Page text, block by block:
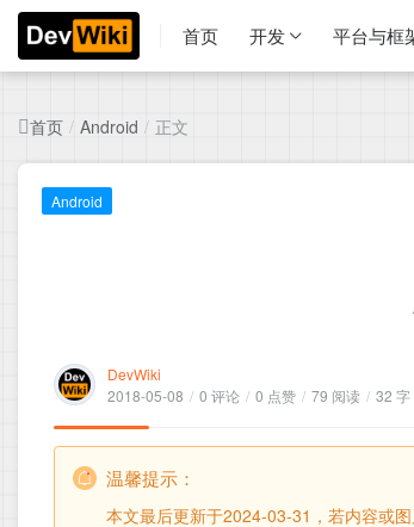
首页 开发 平台与框
首页 / Android / 正文
Android
DevWiki
2018-05-08 / 0 评论 / 0 点赞 / 79 阅读 / 32 字
温馨提示：
本文最后更新于2024-03-31，若内容或